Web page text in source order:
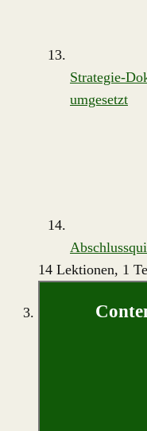
Strategie-
umgesetzt
14 Lektionen, 1